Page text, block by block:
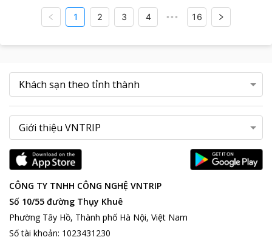
1 2 3 4 ••• 16
CÔNG TY TNHH CÔNG NGHỆ VNTRIP
Số 10/55 đường Thụy Khuê
Phường Tây Hồ, Thành phố Hà Nội, Việt Nam
Số tài khoản: 1023431230